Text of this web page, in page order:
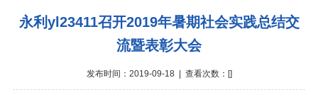
永利yl23411召开2019年暑期社会实践总结交
流暨表彰大会
发布时间：2019-09-18 | 查看次数：[]